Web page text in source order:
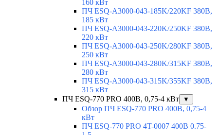
160 кВт
ПЧ ESQ-A3000-043-185K/220KF 380В,
185 кВт
ПЧ ESQ-A3000-043-220K/250KF 380В,
220 кВт
ПЧ ESQ-A3000-043-250K/280KF 380В,
250 кВт
ПЧ ESQ-A3000-043-280K/315KF 380В,
280 кВт
ПЧ ESQ-A3000-043-315K/355KF 380В,
315 кВт
ПЧ ESQ-770 PRO 400В, 0,75-4 кВт
▼
Обзор ПЧ ESQ-770 PRO 400В, 0,75-4
кВт
ПЧ ESQ-770 PRO 4T-0007 400В 0.75-